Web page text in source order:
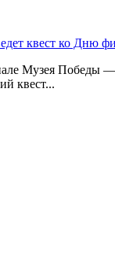
квест ко Дню
Музея Победы
квест...